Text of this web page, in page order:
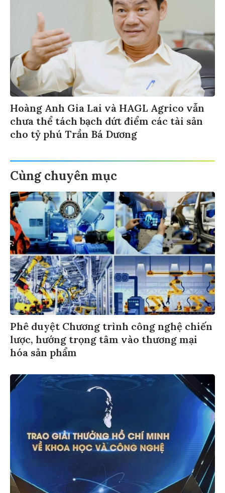
Hoàng Anh Gia Lai và HAGL Agrico vẫn
chưa thể tách bạch dứt điểm các tài sản
cho tỷ phú Trần Bá Dương
Cùng chuyên mục
Phê duyệt Chương trình công nghệ chiến
lược, hướng trọng tâm vào thương mại
hóa sản phẩm